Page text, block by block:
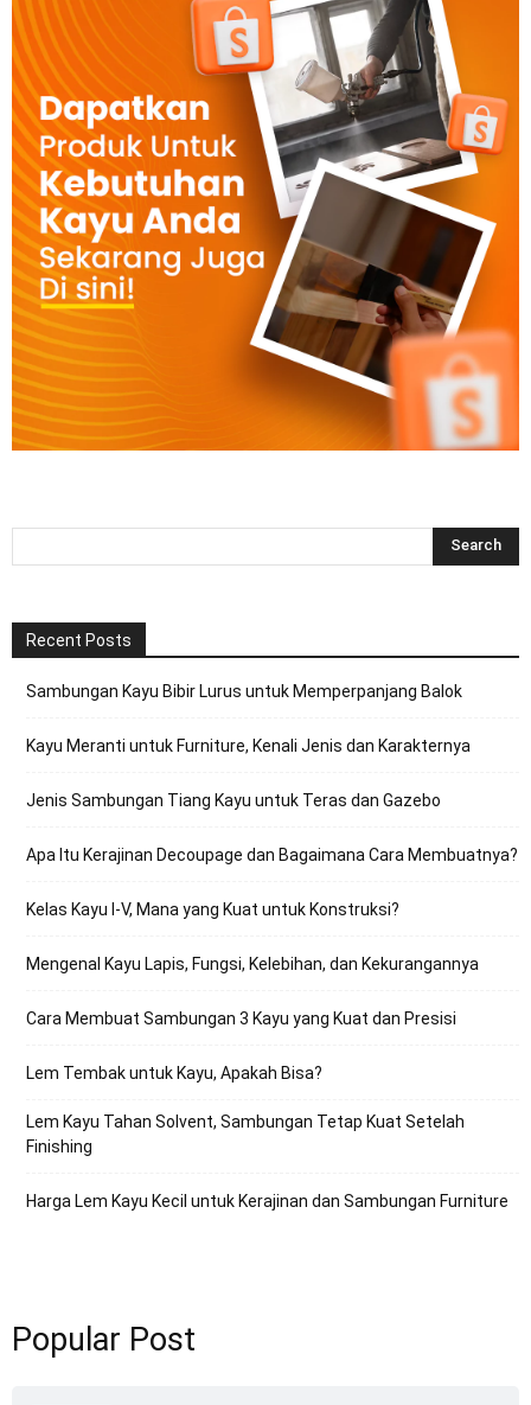
Recent Posts
Sambungan Kayu Bibir Lurus untuk Memperpanjang Balok
Kayu Meranti untuk Furniture, Kenali Jenis dan Karakternya
Jenis Sambungan Tiang Kayu untuk Teras dan Gazebo
Apa Itu Kerajinan Decoupage dan Bagaimana Cara Membuatnya?
Kelas Kayu I-V, Mana yang Kuat untuk Konstruksi?
Mengenal Kayu Lapis, Fungsi, Kelebihan, dan Kekurangannya
Cara Membuat Sambungan 3 Kayu yang Kuat dan Presisi
Lem Tembak untuk Kayu, Apakah Bisa?
Lem Kayu Tahan Solvent, Sambungan Tetap Kuat Setelah
Finishing
Harga Lem Kayu Kecil untuk Kerajinan dan Sambungan Furniture
Popular Post